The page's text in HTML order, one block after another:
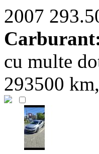
2007
cu multe
293500